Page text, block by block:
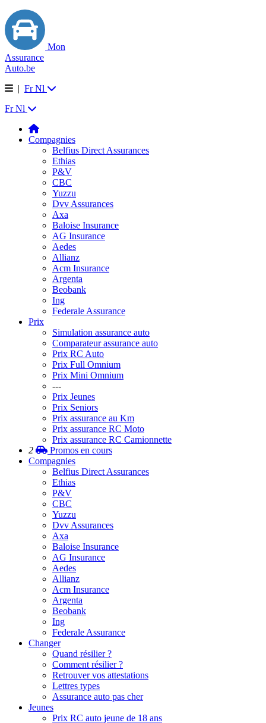
Mon
Assurance
Auto.be
| Fr Nl
Fr Nl
Compagnies
Belfius Direct Assurances
Ethias
P&V
CBC
Yuzzu
Dvv Assurances
Axa
Baloise Insurance
AG Insurance
Aedes
Allianz
Acm Insurance
Argenta
Beobank
Ing
Federale Assurance
Prix
Simulation assurance auto
Comparateur assurance auto
Prix RC Auto
Prix Full Omnium
Prix Mini Omnium
---
Prix Jeunes
Prix Seniors
Prix assurance au Km
Prix assurance RC Moto
Prix assurance RC Camionnette
2
Promos en cours
Compagnies
Belfius Direct Assurances
Ethias
P&V
CBC
Yuzzu
Dvv Assurances
Axa
Baloise Insurance
AG Insurance
Aedes
Allianz
Acm Insurance
Argenta
Beobank
Ing
Federale Assurance
Changer
Quand résilier ?
Comment résilier ?
Retrouver vos attestations
Lettres types
Assurance auto pas cher
Jeunes
Prix RC auto jeune de 18 ans